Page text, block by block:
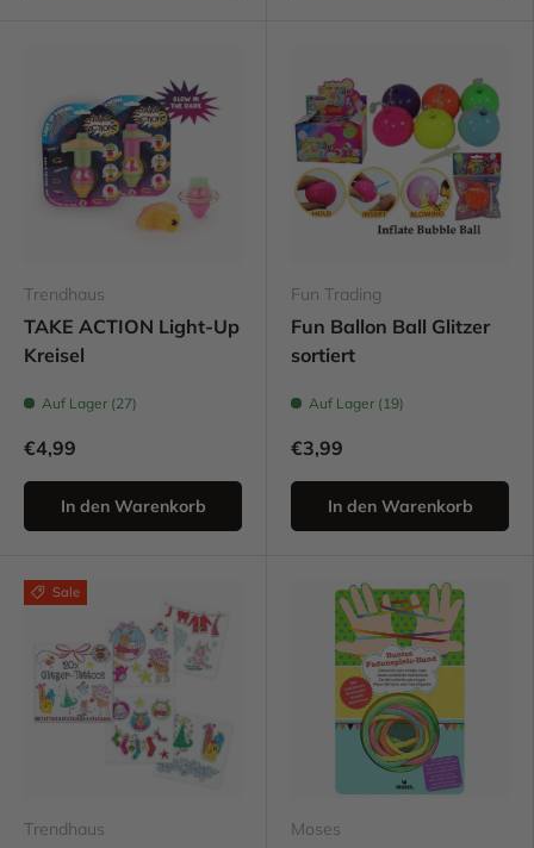
Trendhaus
TAKE ACTION Light-Up
Kreisel
Auf Lager (27)
€4,99
In den Warenkorb
Fun Trading
Fun Ballon Ball Glitzer
sortiert
Auf Lager (19)
€3,99
In den Warenkorb
Sale
Trendhaus Moses